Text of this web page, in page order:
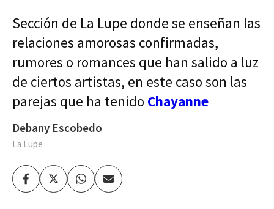
Sección de La Lupe donde se enseñan las
relaciones amorosas confirmadas,
rumores o romances que han salido a luz
de ciertos artistas, en este caso son las
parejas que ha tenido Chayanne
Debany Escobedo
La Lupe
FacebookTwitterWhatsapp
Enviar
por